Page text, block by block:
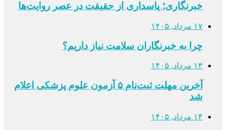
خبرنگاری؛ پاسداری از حقیقت در عصر روایت‌ها
۱۷ مرداد, ۱۴۰۵
چرا به خبرنگاران سلامت نیاز داریم؟
۱۴ مرداد, ۱۴۰۵
آخرین مهلت ثبت‌نام ۵ آزمون علوم پزشکی اعلام
شد
۱۴ مرداد, ۱۴۰۵